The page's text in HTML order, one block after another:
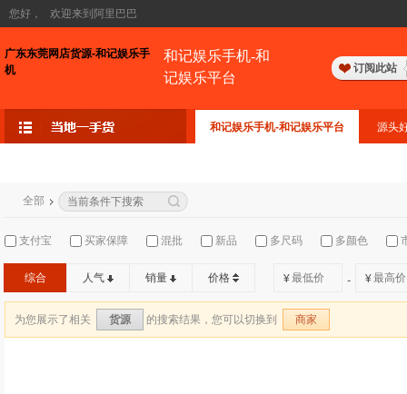
您好， 欢迎来到阿里巴巴
广东东莞网店货源-和记娱乐手
机
和记娱乐手机-和
记娱乐平台
订阅此站
和记娱乐手机-和记娱乐平台 源头
全部
支付宝 买家保障 混批 新品 多尺码 多颜色
综合 人气 销量 价格 ¥ - ¥
为您展示了相关 货源 的搜索结果，您可以切换到 商家